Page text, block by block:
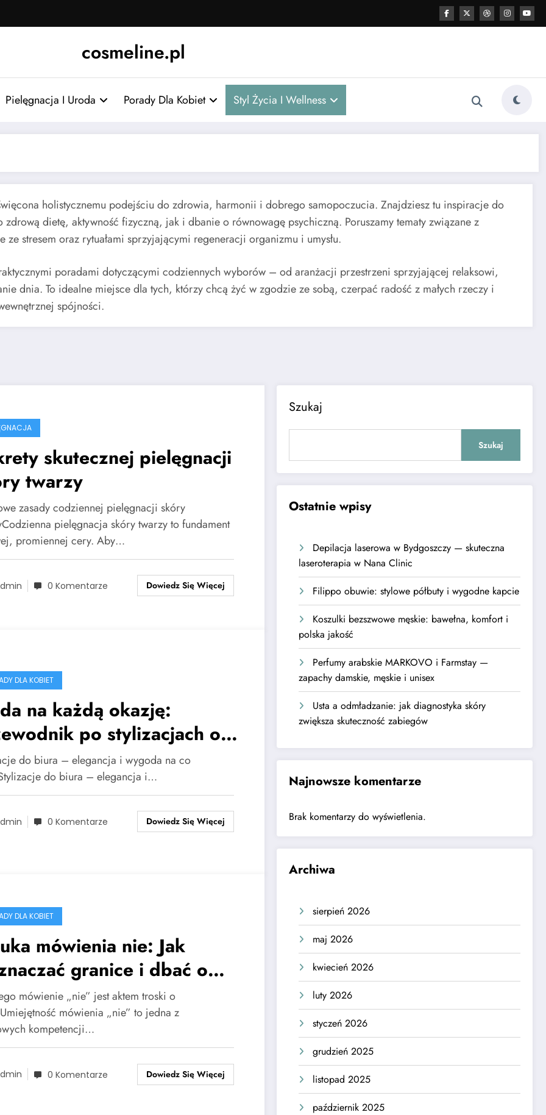
cosmeline.pl
Pielęgnacja I Uroda Porady Dla Kobiet Styl Życia I Wellness
holistycznemu podejściu do zdrowia, harmonii i dobrego samopoczucia. Znajdziesz tu inspiracje do
dietę, aktywność fizyczną, jak i dbanie o równowagę psychiczną. Poruszamy tematy związane z
stresem oraz rytuałami sprzyjającymi regeneracji organizmu i umysłu.
poradami dotyczącymi codziennych wyborów – od aranżacji przestrzeni sprzyjającej relaksowi,
dnia. To idealne miejsce dla tych, którzy chcą żyć w zgodzie ze sobą, czerpać radość z małych rzeczy i
spójności.
skutecznej pielęgnacji
twarzy
zasady codziennej pielęgnacji skóry
pielęgnacja skóry twarzy to fundament
promiennej cery. Aby…
0 Komentarze Dowiedz Się Więcej
DLA KOBIET
na każdą okazję:
po stylizacjach od
po weekend
do biura – elegancja i wygoda na co
do biura – elegancja i…
0 Komentarze Dowiedz Się Więcej
DLA KOBIET
mówienia nie: Jak
granice i dbać o
potrzeby
mówienie „nie” jest aktem troski o
mówienia „nie” to jedna z
kompetencji…
0 Komentarze Dowiedz Się Więcej
Szukaj
Szukaj
Ostatnie wpisy
Depilacja laserowa w Bydgoszczy — skuteczna
laseroterapia w Nana Clinic
Filippo obuwie: stylowe półbuty i wygodne kapcie
Koszulki bezszwowe męskie: bawełna, komfort i
polska jakość
Perfumy arabskie MARKOVO i Farmstay —
zapachy damskie, męskie i unisex
Usta a odmładzanie: jak diagnostyka skóry
zwiększa skuteczność zabiegów
Najnowsze komentarze
Brak komentarzy do wyświetlenia.
Archiwa
sierpień 2026
maj 2026
kwiecień 2026
luty 2026
styczeń 2026
grudzień 2025
listopad 2025
październik 2025